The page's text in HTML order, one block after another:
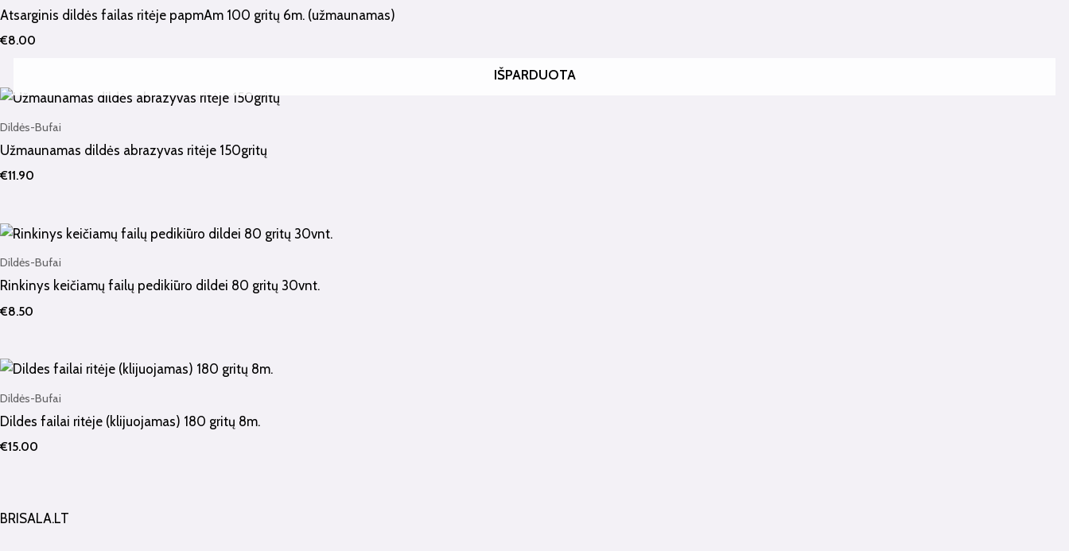
Atsarginis dildės failas ritėje papmAm 100 gritų 6m. (užmaunamas)
€8.00
IŠPARDUOTA
Dildės-Bufai
Užmaunamas dildės abrazyvas ritėje 150gritų
€11.90
Dildės-Bufai
Rinkinys keičiamų failų pedikiūro dildei 80 gritų 30vnt.
€8.50
Dildės-Bufai
Dildes failai ritėje (klijuojamas) 180 gritų 8m.
€15.00
BRISALA.LT